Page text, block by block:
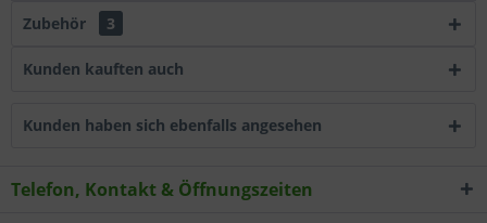
Zubehör 3
Kunden kauften auch
Kunden haben sich ebenfalls angesehen
Telefon, Kontakt & Öffnungszeiten